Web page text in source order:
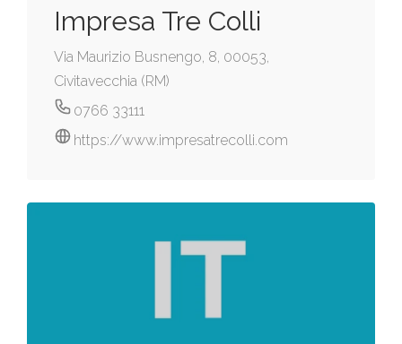
Impresa Tre Colli
Via Maurizio Busnengo, 8, 00053,
Civitavecchia (RM)
0766 33111
https://www.impresatrecolli.com